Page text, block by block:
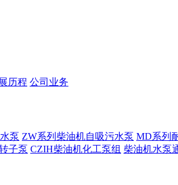
历程 公司业务
泵 ZW系列柴油机自吸污水泵 MD系列
子泵 CZIH柴油机化工泵组 柴油机水泵